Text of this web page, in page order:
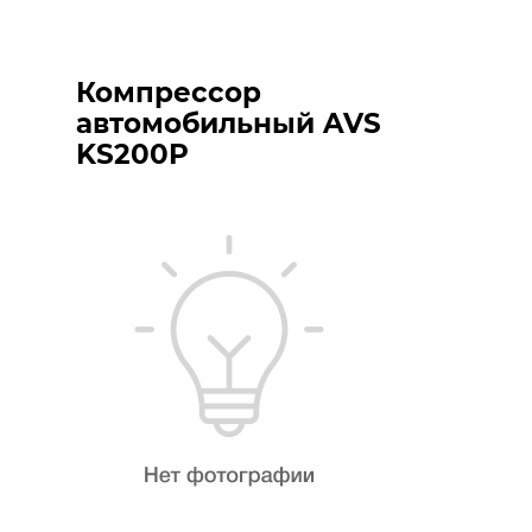
Компрессор
автомобильный AVS
KS200P